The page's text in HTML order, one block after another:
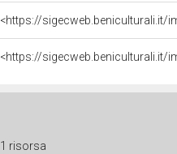
<https://sigecweb.beniculturali.it/
<https://sigecweb.beniculturali.it/
1 risorsa